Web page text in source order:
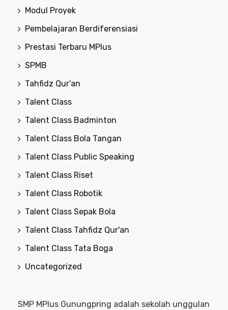
Modul Proyek
Pembelajaran Berdiferensiasi
Prestasi Terbaru MPlus
SPMB
Tahfidz Qur'an
Talent Class
Talent Class Badminton
Talent Class Bola Tangan
Talent Class Public Speaking
Talent Class Riset
Talent Class Robotik
Talent Class Sepak Bola
Talent Class Tahfidz Qur'an
Talent Class Tata Boga
Uncategorized
SMP MPlus Gunungpring adalah sekolah unggulan